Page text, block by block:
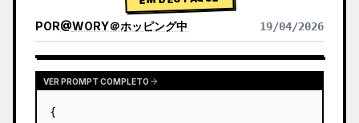
POR@WORY＠ホッピング中 19/04/2026
VER PROMPT COMPLETO
{